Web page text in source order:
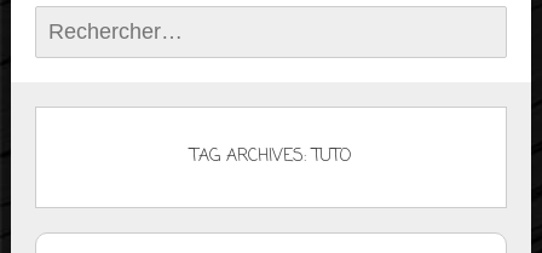
Rechercher :
TAG ARCHIVES: TUTO